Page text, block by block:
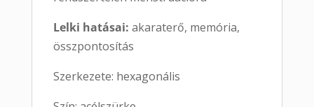
Lelki hatásai: akaraterő, memória,
összpontosítás
Szerkezete: hexagonális